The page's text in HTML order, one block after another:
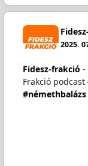
2025.
Fidesz-frakció -
Frakció podcast
#némethbalázs